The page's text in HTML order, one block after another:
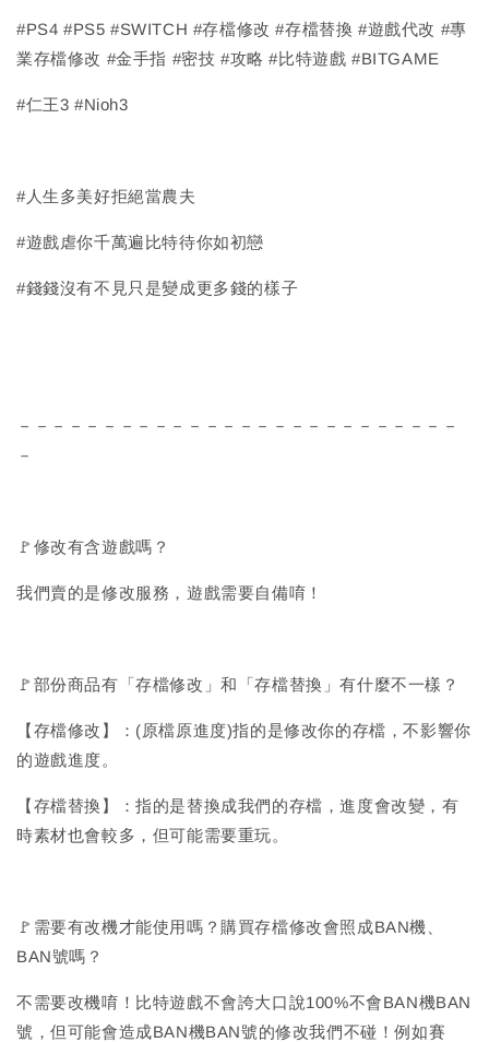
#PS4 #PS5 #SWITCH #存檔修改 #存檔替換 #遊戲代改 #專
業存檔修改 #金手指 #密技 #攻略 #比特遊戲 #BITGAME
#仁王3 #Nioh3
#人生多美好拒絕當農夫
#遊戲虐你千萬遍比特待你如初戀
#錢錢沒有不見只是變成更多錢的樣子
－－－－－－－－－－－－－－－－－－－－－－－－－－
－
🚩修改有含遊戲嗎？
我們賣的是修改服務，遊戲需要自備唷！
🚩部份商品有「存檔修改」和「存檔替換」有什麼不一樣？
【存檔修改】：(原檔原進度)指的是修改你的存檔，不影響你
的遊戲進度。
【存檔替換】：指的是替換成我們的存檔，進度會改變，有
時素材也會較多，但可能需要重玩。
🚩需要有改機才能使用嗎？購買存檔修改會照成BAN機、
BAN號嗎？
不需要改機唷！比特遊戲不會誇大口說100%不會BAN機BAN
號，但可能會造成BAN機BAN號的修改我們不碰！例如賽